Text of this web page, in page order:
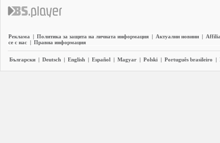
Реклама | Политика за защита на личната информация | Актуални новини |
се с нас | Правна информация
Български | Deutsch | English | Español | Magyar | Polski | Português brasileiro |